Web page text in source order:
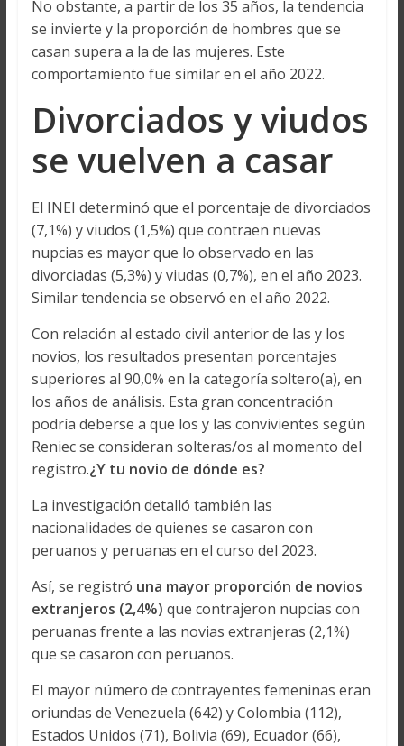
No obstante, a partir de los 35 años, la tendencia
se invierte y la proporción de hombres que se
casan supera a la de las mujeres. Este
comportamiento fue similar en el año 2022.
Divorciados y viudos
se vuelven a casar
El INEI determinó que el porcentaje de divorciados
(7,1%) y viudos (1,5%) que contraen nuevas
nupcias es mayor que lo observado en las
divorciadas (5,3%) y viudas (0,7%), en el año 2023.
Similar tendencia se observó en el año 2022.
Con relación al estado civil anterior de las y los
novios, los resultados presentan porcentajes
superiores al 90,0% en la categoría soltero(a), en
los años de análisis. Esta gran concentración
podría deberse a que los y las convivientes según
Reniec se consideran solteras/os al momento del
registro.¿Y tu novio de dónde es?
La investigación detalló también las
nacionalidades de quienes se casaron con
peruanos y peruanas en el curso del 2023.
Así, se registró una mayor proporción de novios
extranjeros (2,4%) que contrajeron nupcias con
peruanas frente a las novias extranjeras (2,1%)
que se casaron con peruanos.
El mayor número de contrayentes femeninas eran
oriundas de Venezuela (642) y Colombia (112),
Estados Unidos (71), Bolivia (69), Ecuador (66),